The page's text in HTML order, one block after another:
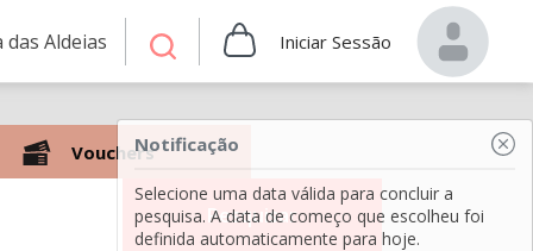
das Aldeias Iniciar Sessão
Notificação
Selecione uma data válida para concluir a
pesquisa. A data de começo que escolheu foi
definida automaticamente para hoje.
Vouchers
Pesquisar